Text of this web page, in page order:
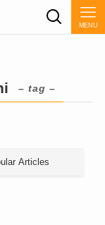
MENU
– tag –
Articles